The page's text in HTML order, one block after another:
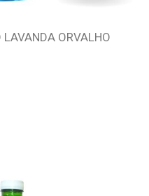
LAVANDA ORVALHO